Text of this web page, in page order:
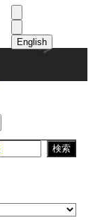
中文（简体
English
検索